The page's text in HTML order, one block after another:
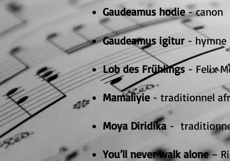
Gaudeamus hodie- canon
Gaudeamus igitur- hymne
Lob des Frühlings - Felix
Mamaliyie- traditionnel
Moya Diridika -
You’ll never walk alone–